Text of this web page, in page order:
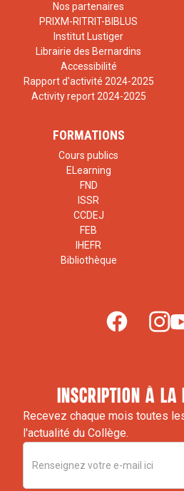
Nos partenaires
PRIXM-RITRIT-BIBLUS
Institut Lustiger
Librairie des Bernardins
Accessibilité
Rapport d'activité 2024-2025
Activity report 2024-2025
FORMATIONS
Cours publics
ELearning
FND
ISSR
CCDEJ
FEB
IHEFR
Bibliothèque
inscription à la
Recevez chaque mois toutes
l'actualité du Collège.